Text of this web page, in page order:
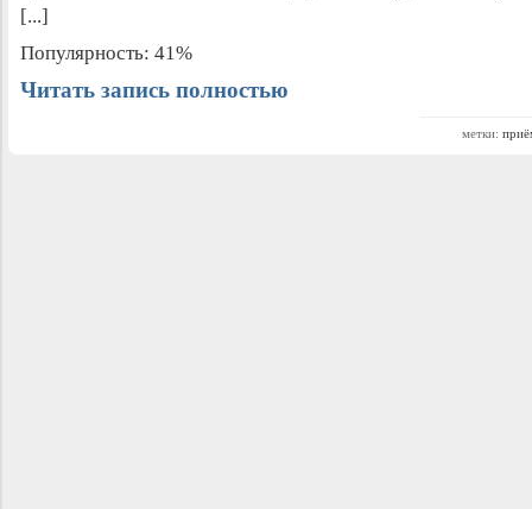
[...]
Популярность: 41%
Читать запись полностью
метки: